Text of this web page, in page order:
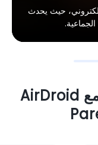
حيث يحدث
راقب المحتوى الصريح مع AirDroid